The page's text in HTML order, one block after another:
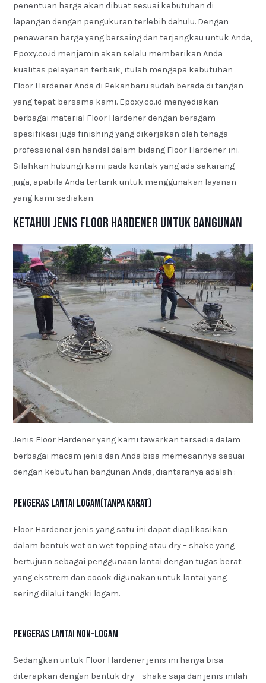
penentuan harga akan dibuat sesuai kebutuhan di
lapangan dengan pengukuran terlebih dahulu. Dengan
penawaran harga yang bersaing dan terjangkau untuk Anda,
Epoxy.co.id menjamin akan selalu memberikan Anda
kualitas pelayanan terbaik, itulah mengapa kebutuhan
Floor Hardener Anda di Pekanbaru sudah berada di tangan
yang tepat bersama kami. Epoxy.co.id menyediakan
berbagai material Floor Hardener dengan beragam
spesifikasi juga finishing yang dikerjakan oleh tenaga
professional dan handal dalam bidang Floor Hardener ini.
Silahkan hubungi kami pada kontak yang ada sekarang
juga, apabila Anda tertarik untuk menggunakan layanan
yang kami sediakan.
Ketahui Jenis Floor Hardener untuk Bangunan
Jenis Floor Hardener yang kami tawarkan tersedia dalam
berbagai macam jenis dan Anda bisa memesannya sesuai
dengan kebutuhan bangunan Anda, diantaranya adalah :
Pengeras Lantai Logam(Tanpa Karat)
Floor Hardener jenis yang satu ini dapat diaplikasikan
dalam bentuk wet on wet topping atau dry – shake yang
bertujuan sebagai penggunaan lantai dengan tugas berat
yang ekstrem dan cocok digunakan untuk lantai yang
sering dilalui tangki logam.
Pengeras Lantai Non-Logam
Sedangkan untuk Floor Hardener jenis ini hanya bisa
diterapkan dengan bentuk dry – shake saja dan jenis inilah